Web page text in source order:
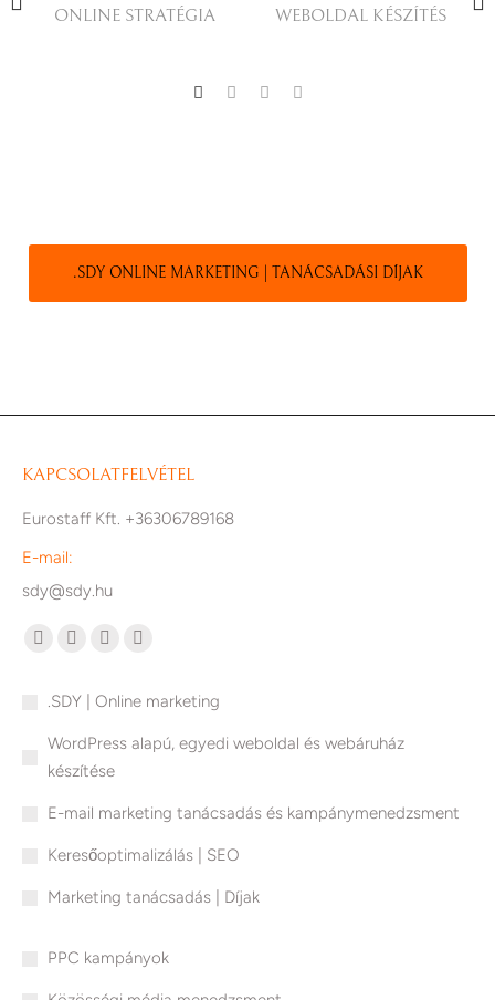
ONLINE STRATÉGIA WEBOLDAL KÉSZÍTÉS
.SDY ONLINE MARKETING | TANÁCSADÁSI DÍJAK
KAPCSOLATFELVÉTEL
Eurostaff Kft. +36306789168
E-mail:
sdy@sdy.hu
Find us on:
opens
in
new
opens
in
new
opens
in
new
opens
in
.SDY | Online marketing
WordPress alapú, egyedi weboldal és webáruház
készítése
E-mail marketing tanácsadás és kampánymenedzsment
Keresőoptimalizálás | SEO
Marketing tanácsadás | Díjak
PPC kampányok